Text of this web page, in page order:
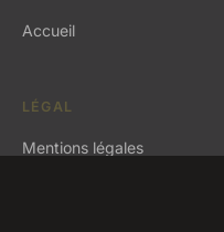
Accueil
LÉGAL
Mentions légales